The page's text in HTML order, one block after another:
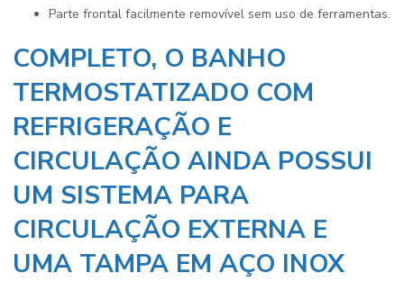
Parte frontal facilmente removível sem uso de ferramentas.
COMPLETO, O BANHO
TERMOSTATIZADO COM
REFRIGERAÇÃO E
CIRCULAÇÃO AINDA POSSUI
UM SISTEMA PARA
CIRCULAÇÃO EXTERNA E
UMA TAMPA EM AÇO INOX